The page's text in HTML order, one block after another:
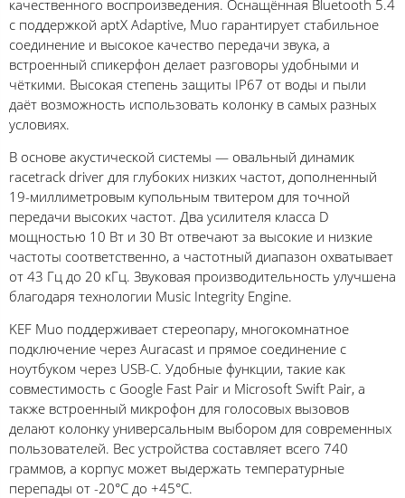
качественного воспроизведения. Оснащённая Bluetooth 5.4
с поддержкой aptX Adaptive, Muo гарантирует стабильное
соединение и высокое качество передачи звука, а
встроенный спикерфон делает разговоры удобными и
чёткими. Высокая степень защиты IP67 от воды и пыли
даёт возможность использовать колонку в самых разных
условиях.
В основе акустической системы — овальный динамик
racetrack driver для глубоких низких частот, дополненный
19-миллиметровым купольным твитером для точной
передачи высоких частот. Два усилителя класса D
мощностью 10 Вт и 30 Вт отвечают за высокие и низкие
частоты соответственно, а частотный диапазон охватывает
от 43 Гц до 20 кГц. Звуковая производительность улучшена
благодаря технологии Music Integrity Engine.
KEF Muo поддерживает стереопару, многокомнатное
подключение через Auracast и прямое соединение с
ноутбуком через USB-C. Удобные функции, такие как
совместимость с Google Fast Pair и Microsoft Swift Pair, а
также встроенный микрофон для голосовых вызовов
делают колонку универсальным выбором для современных
пользователей. Вес устройства составляет всего 740
граммов, а корпус может выдержать температурные
перепады от -20°C до +45°C.